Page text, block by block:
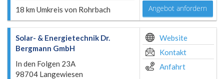
18 km Umkreis von Rohrbach Angebot anfordern
Solar- & Energietechnik Dr.
Bergmann GmbH
In den Folgen 23A
98704 Langewiesen
Website
Kontakt
Anfahrt